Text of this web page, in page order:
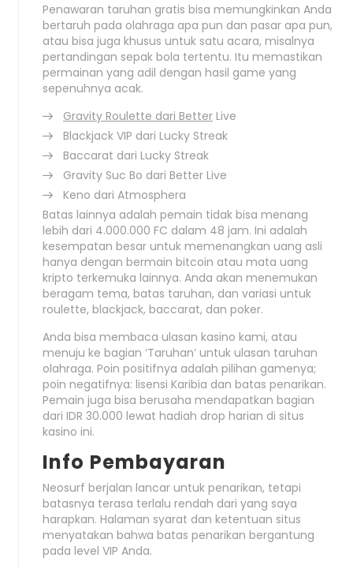
Penawaran taruhan gratis bisa memungkinkan Anda
bertaruh pada olahraga apa pun dan pasar apa pun,
atau bisa juga khusus untuk satu acara, misalnya
pertandingan sepak bola tertentu. Itu memastikan
permainan yang adil dengan hasil game yang
sepenuhnya acak.
Gravity Roulette dari Better Live
Blackjack VIP dari Lucky Streak
Baccarat dari Lucky Streak
Gravity Suc Bo dari Better Live
Keno dari Atmosphera
Batas lainnya adalah pemain tidak bisa menang
lebih dari 4.000.000 FC dalam 48 jam. Ini adalah
kesempatan besar untuk memenangkan uang asli
hanya dengan bermain bitcoin atau mata uang
kripto terkemuka lainnya. Anda akan menemukan
beragam tema, batas taruhan, dan variasi untuk
roulette, blackjack, baccarat, dan poker.
Anda bisa membaca ulasan kasino kami, atau
menuju ke bagian ‘Taruhan’ untuk ulasan taruhan
olahraga. Poin positifnya adalah pilihan gamenya;
poin negatifnya: lisensi Karibia dan batas penarikan.
Pemain juga bisa berusaha mendapatkan bagian
dari IDR 30.000 lewat hadiah drop harian di situs
kasino ini.
Info Pembayaran
Neosurf berjalan lancar untuk penarikan, tetapi
batasnya terasa terlalu rendah dari yang saya
harapkan. Halaman syarat dan ketentuan situs
menyatakan bahwa batas penarikan bergantung
pada level VIP Anda.